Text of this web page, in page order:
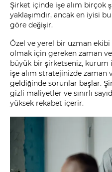
Şirket içinde işe alım birçok
yaklaşımdır, ancak en iyisi
göre değişir.
Özel ve yerel bir uzman
olmak için gereken zaman
büyük bir şirketseniz, kurum
işe alım stratejinizde zaman
geldiğinde sorunlar başlar.
gizli maliyetler ve sınırlı
yüksek rekabet içerir.